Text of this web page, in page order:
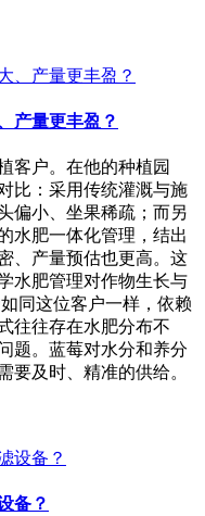
产量更丰盈？
客户。在他的种植园
比：采用传统灌溉与施
偏小、坐果稀疏；而另
水肥一体化管理，结出
、产量预估也更高。这
水肥管理对作物生长与
同这位客户一样，依赖
往往存在水肥分布不
题。蓝莓对水分和养分
要及时、精准的供给。
备？